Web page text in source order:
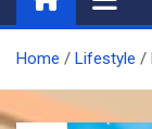
Home Lifestyle